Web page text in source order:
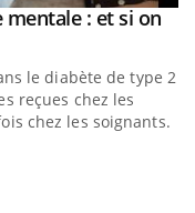
mentale : et si on
le diabète de type 2
reçues chez les
chez les soignants.